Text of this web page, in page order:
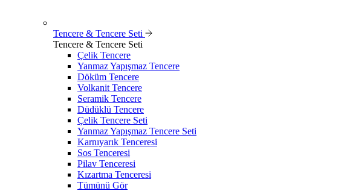
Tencere & Tencere Seti
Tencere & Tencere Seti
Çelik Tencere
Yanmaz Yapışmaz Tencere
Döküm Tencere
Volkanit Tencere
Seramik Tencere
Düdüklü Tencere
Çelik Tencere Seti
Yanmaz Yapışmaz Tencere Seti
Karnıyarık Tenceresi
Sos Tenceresi
Pilav Tenceresi
Kızartma Tenceresi
Tümünü Gör